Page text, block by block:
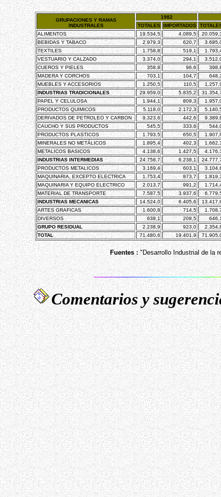
GRUPACIONES Y RAMAS
INDUSTRALES
1982
TOTALES IMPORTADOS
ALIMENTOS
19.534,5 4.089,5
BEBIDAS Y TABACO
2.979,3 620,7
TEXTILES
1.758,8 519,1
VESTUARIO Y CALZADO
3.374,0 294,1
CUEROS Y PIELES
358,8 96,6
MADERA Y CORCHOS
703,1 104,7
MUEBLES Y ACCESORIOS
1.250,5 110,5
INDUSTRIAS TRADICIONALES
29.959,0 5.835,2
PAPEL Y CELULOSA
1.944,1 809,3
PRODUCTOS QUIMICOS
5.118,0 2.172,3
DERIVADOS DE PETROLEO Y CARBON
9.323,6 442,6
CAUCHO Y SUS PRODUCTOS
545,5 333,6
PRODUCTOS PLASTICOS
1.793,5 650,5
MINERALES NO METÁLICOS
1.895,4 402,3
METALICOS BASICOS
4.138,6 1.427,5
INDUSTRIAS INTERMEDIAS
24.758,7 6.238,1
PRODUCTOS METALICOS
3.169,4 603,1
MAQUINARIA, EXCEPTO ELECTRICA
1.753,4 873,7
MAQUINARIA Y EQUIPO ELECTRICO
2.013,7 991,2
MATERIAL DE TRANSPORTE
7.587,5 3.937,6
INDUSTRIAS MECANICAS
14.524,0 6.405,6
ARTES GRAFICAS
1.600,8 714,5
DIVERSOS
638,1 208,5
GRUPO RESIDUAL
2.238,9 923,0
TOTAL
71.480,6 19.401,9
Fuentes : "Desarrollo Industrial de la
Comentarios y